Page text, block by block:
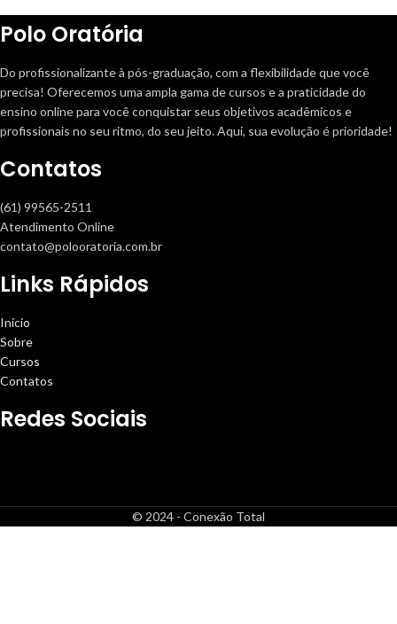
Polo Oratória
Do profissionalizante à pós-graduação, com a flexibilidade que você
precisa! Oferecemos uma ampla gama de cursos e a praticidade do
ensino online para você conquistar seus objetivos acadêmicos e
profissionais no seu ritmo, do seu jeito. Aqui, sua evolução é prioridade!
Contatos
(61) 99565-2511
Atendimento Online
contato@polooratoria.com.br
Links Rápidos
Início
Sobre
Cursos
Contatos
Redes Sociais
© 2024 - Conexão Total